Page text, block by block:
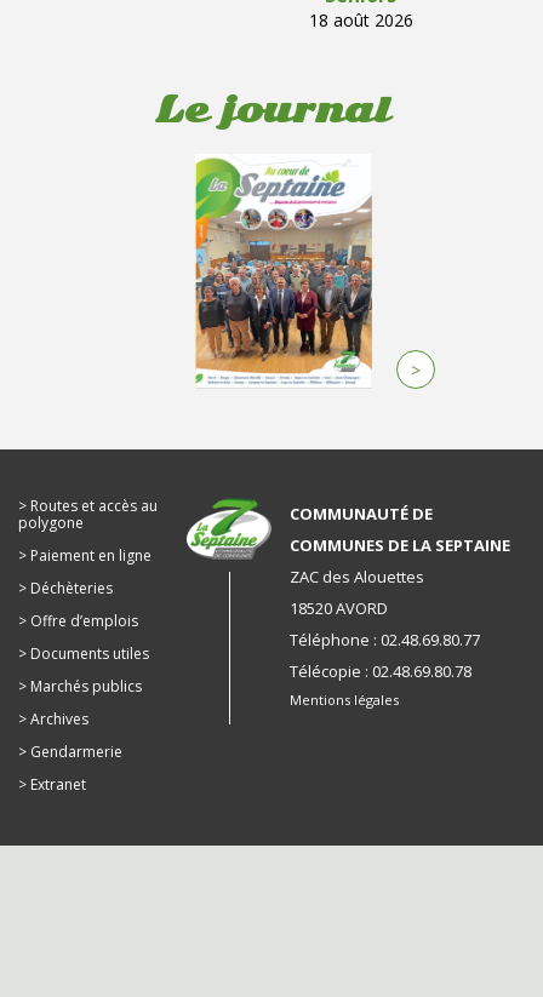
18 août 2026
Le journal
>
Routes et accès au
polygone
Paiement en ligne
Déchèteries
Offre d’emplois
Documents utiles
Marchés publics
Archives
Gendarmerie
Extranet
COMMUNAUTÉ DE
COMMUNES DE LA SEPTAINE
ZAC des Alouettes
18520 AVORD
Téléphone : 02.48.69.80.77
Télécopie : 02.48.69.80.78
Mentions légales